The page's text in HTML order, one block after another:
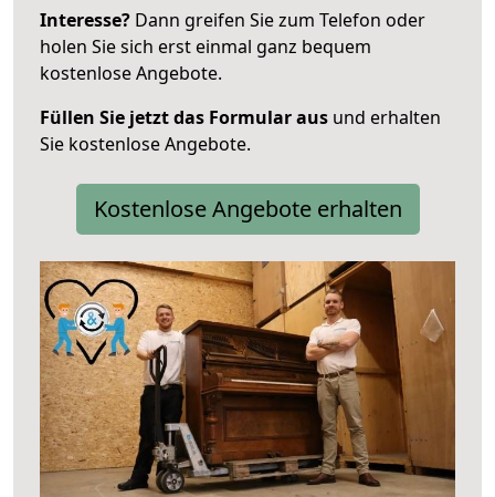
Interesse? Dann greifen Sie zum Telefon oder
holen Sie sich erst einmal ganz bequem
kostenlose Angebote.
Füllen Sie jetzt das Formular aus und erhalten
Sie kostenlose Angebote.
Kostenlose Angebote erhalten